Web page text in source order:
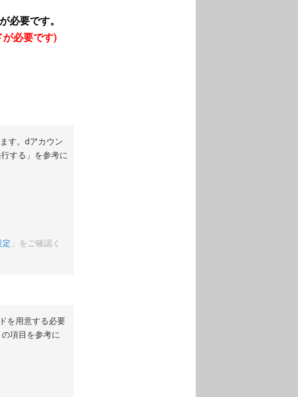
必要です。
必要です)
す。dアカウン
する」を参考に
」をご確認く
を用意する必要
項目を参考に